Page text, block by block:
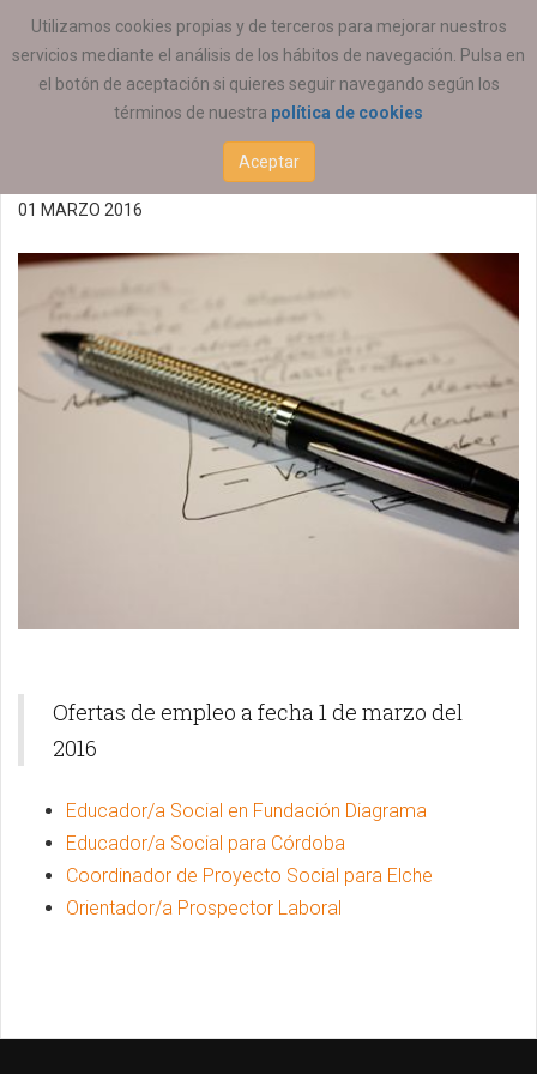
Utilizamos cookies propias y de terceros para mejorar nuestros
servicios mediante el análisis de los hábitos de navegación. Pulsa en
el botón de aceptación si quieres seguir navegando según los
términos de nuestra política de cookies
Aceptar
ESTÁ AQUÍ: EMPLEO OFERTAS DE EMPLEO
Oferta de empleo
01/03/2016
01 MARZO 2016
Ofertas de empleo a fecha 1 de marzo del
2016
Educador/a Social en Fundación Diagrama
Educador/a Social para Córdoba
Coordinador de Proyecto Social para Elche
Orientador/a Prospector Laboral